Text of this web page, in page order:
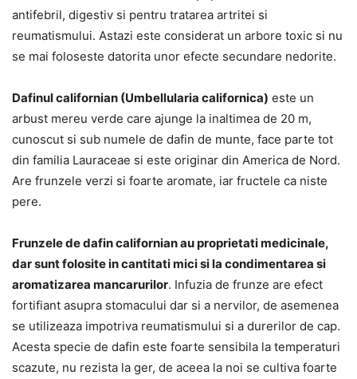
antifebril, digestiv si pentru tratarea artritei si
reumatismului. Astazi este considerat un arbore toxic si nu
se mai foloseste datorita unor efecte secundare nedorite.
Dafinul californian (Umbellularia californica) este un
arbust mereu verde care ajunge la inaltimea de 20 m,
cunoscut si sub numele de dafin de munte, face parte tot
din familia Lauraceae si este originar din America de Nord.
Are frunzele verzi si foarte aromate, iar fructele ca niste
pere.
Frunzele de dafin californian au proprietati medicinale,
dar sunt folosite in cantitati mici si la condimentarea si
aromatizarea mancarurilor. Infuzia de frunze are efect
fortifiant asupra stomacului dar si a nervilor, de asemenea
se utilizeaza impotriva reumatismului si a durerilor de cap.
Acesta specie de dafin este foarte sensibila la temperaturi
scazute, nu rezista la ger, de aceea la noi se cultiva foarte